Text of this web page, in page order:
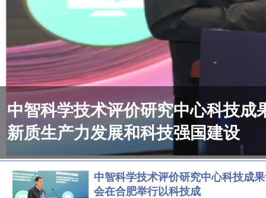
中智科学技术评价研究中心科技成
会在合肥举行以科技成